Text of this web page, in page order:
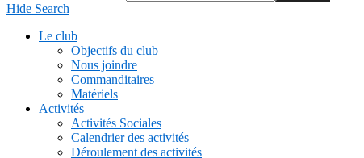
Hide Search
Le club
Objectifs du club
Nous joindre
Commanditaires
Matériels
Activités
Activités Sociales
Calendrier des activités
Déroulement des activités